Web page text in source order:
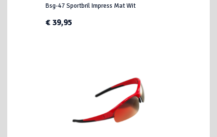
Bsg-47 Sportbril Impress Mat Wit
€ 39,95